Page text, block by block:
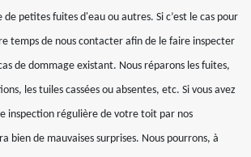
petites fuites d'eau ou autres. Si c’est le cas pour
temps de nous contacter afin de le faire inspecter
de dommage existant. Nous réparons les fuites,
les tuiles cassées ou absentes, etc. Si vous avez
inspection régulière de votre toit par nos
bien de mauvaises surprises. Nous pourrons, à